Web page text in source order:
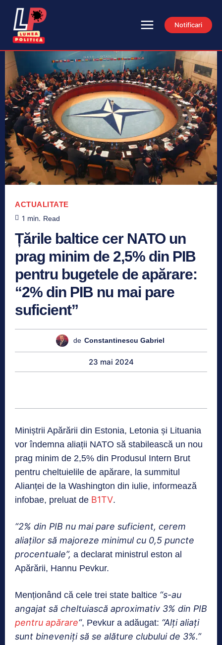
Notificari
ACTUALITATE
1 min. Read
Țările baltice cer NATO un
prag minim de 2,5% din PIB
pentru bugetele de apărare:
“2% din PIB nu mai pare
suficient”
de Constantinescu Gabriel
23 mai 2024
Miniștrii Apărării din Estonia, Letonia și Lituania
vor îndemna aliații NATO să stabilească un nou
prag minim de 2,5% din Produsul Intern Brut
pentru cheltuielile de apărare, la summitul
Alianței de la Washington din iulie, informează
infobae, preluat de B1TV.
“2% din PIB nu mai pare suficient, cerem
aliaților să majoreze minimul cu 0,5 puncte
procentuale”, a declarat ministrul eston al
Apărării, Hannu Pevkur.
Menționând că cele trei state baltice “s-au
angajat să cheltuiască aproximativ 3% din PIB
pentru apărare“, Pevkur a adăugat: “Alți aliați
sunt bineveniți să se alăture clubului de 3%.”